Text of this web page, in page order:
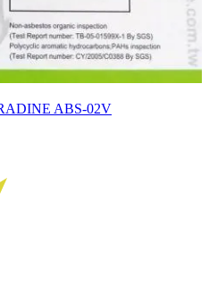
ABS-02V